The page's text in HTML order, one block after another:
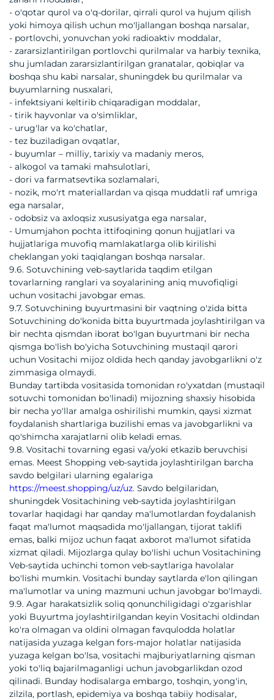
- o'qotar qurol va o'q-dorilar, qirrali qurol va hujum qilish
yoki himoya qilish uchun mo'ljallangan boshqa narsalar,
- portlovchi, yonuvchan yoki radioaktiv moddalar,
- zararsizlantirilgan portlovchi qurilmalar va harbiy texnika,
shu jumladan zararsizlantirilgan granatalar, qobiqlar va
boshqa shu kabi narsalar, shuningdek bu qurilmalar va
buyumlarning nusxalari,
- infektsiyani keltirib chiqaradigan moddalar,
- tirik hayvonlar va o'simliklar,
- urug'lar va ko'chatlar,
- tez buziladigan ovqatlar,
- buyumlar – milliy, tarixiy va madaniy meros,
- alkogol va tamaki mahsulotlari,
- dori va farmatsevtika sozlamalari,
- nozik, mo'rt materiallardan va qisqa muddatli raf umriga
ega narsalar,
- odobsiz va axloqsiz xususiyatga ega narsalar,
- Umumjahon pochta ittifoqining qonun hujjatlari va
hujjatlariga muvofiq mamlakatlarga olib kirilishi
cheklangan yoki taqiqlangan boshqa narsalar.
9.6. Sotuvchining veb-saytlarida taqdim etilgan
tovarlarning ranglari va soyalarining aniq muvofiqligi
uchun vositachi javobgar emas.
9.7. Sotuvchining buyurtmasini bir vaqtning o'zida bitta
Sotuvchining do'konida bitta buyurtmada joylashtirilgan va
bir nechta qismdan iborat bo'lgan buyurtmani bir necha
qismga bo'lish bo'yicha Sotuvchining mustaqil qarori
uchun Vositachi mijoz oldida hech qanday javobgarlikni o'z
zimmasiga olmaydi.
Bunday tartibda vositasida tomonidan ro'yxatdan (mustaqil
sotuvchi tomonidan bo'linadi) mijozning shaxsiy hisobida
bir necha yo'llar amalga oshirilishi mumkin, qaysi xizmat
foydalanish shartlariga buzilishi emas va javobgarlikni va
qo'shimcha xarajatlarni olib keladi emas.
9.8. Vositachi tovarning egasi va/yoki etkazib beruvchisi
emas. Meest Shopping veb-saytida joylashtirilgan barcha
savdo belgilari ularning egalariga
https://meest.shopping/uz/uz. Savdo belgilaridan,
shuningdek Vositachining veb-saytida joylashtirilgan
tovarlar haqidagi har qanday ma'lumotlardan foydalanish
faqat ma'lumot maqsadida mo'ljallangan, tijorat taklifi
emas, balki mijoz uchun faqat axborot ma'lumot sifatida
xizmat qiladi. Mijozlarga qulay bo'lishi uchun Vositachining
Veb-saytida uchinchi tomon veb-saytlariga havolalar
bo'lishi mumkin. Vositachi bunday saytlarda e'lon qilingan
ma'lumotlar va uning mazmuni uchun javobgar bo'lmaydi.
9.9. Agar harakatsizlik soliq qonunchiligidagi o'zgarishlar
yoki Buyurtma joylashtirilgandan keyin Vositachi oldindan
ko'ra olmagan va oldini olmagan favqulodda holatlar
natijasida yuzaga kelgan fors-major holatlar natijasida
yuzaga kelgan bo'lsa, vositachi majburiyatlarning qisman
yoki to'liq bajarilmaganligi uchun javobgarlikdan ozod
qilinadi. Bunday hodisalarga embargo, toshqin, yong'in,
zilzila, portlash, epidemiya va boshqa tabiiy hodisalar,